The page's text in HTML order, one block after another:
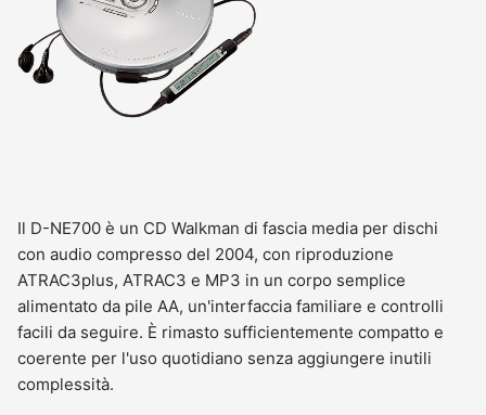
Il D-NE700 è un CD Walkman di fascia media per dischi
con audio compresso del 2004, con riproduzione
ATRAC3plus, ATRAC3 e MP3 in un corpo semplice
alimentato da pile AA, un'interfaccia familiare e controlli
facili da seguire. È rimasto sufficientemente compatto e
coerente per l'uso quotidiano senza aggiungere inutili
complessità.